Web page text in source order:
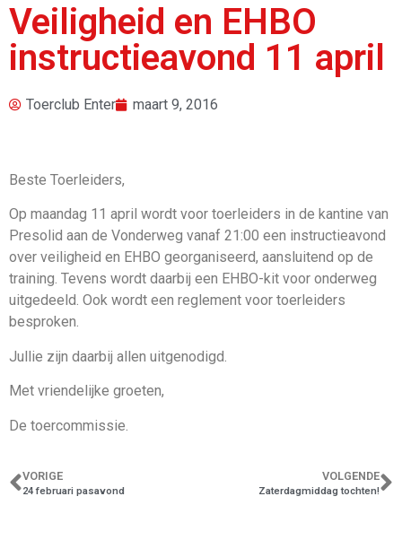
Veiligheid en EHBO
instructieavond 11 april
Toerclub Enter maart 9, 2016
Beste Toerleiders,
Op maandag 11 april wordt voor toerleiders in de kantine van
Presolid aan de Vonderweg vanaf 21:00 een instructieavond
over veiligheid en EHBO georganiseerd, aansluitend op de
training. Tevens wordt daarbij een EHBO-kit voor onderweg
uitgedeeld. Ook wordt een reglement voor toerleiders
besproken.
Jullie zijn daarbij allen uitgenodigd.
Met vriendelijke groeten,
De toercommissie.
VORIGE
24 februari pasavond
VOLGENDE
Zaterdagmiddag tochten!